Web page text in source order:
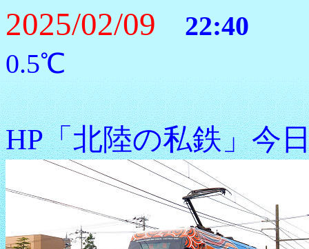
2025/02/09
0.5℃
HP「北陸の私鉄」今